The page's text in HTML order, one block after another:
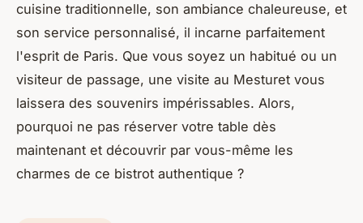
cuisine traditionnelle, son ambiance chaleureuse, et
son service personnalisé, il incarne parfaitement
l'esprit de Paris. Que vous soyez un habitué ou un
visiteur de passage, une visite au Mesturet vous
laissera des souvenirs impérissables. Alors,
pourquoi ne pas réserver votre table dès
maintenant et découvrir par vous-même les
charmes de ce bistrot authentique ?